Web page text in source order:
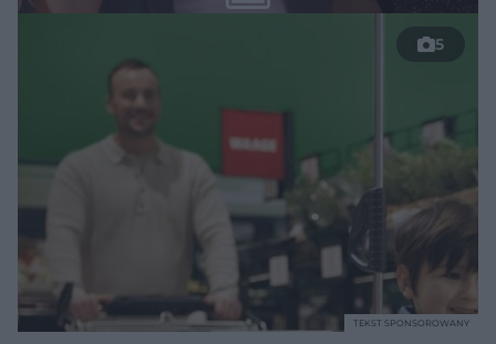
5
TEKST SPONSOROWANY